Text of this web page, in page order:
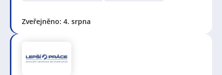
Zveřejněno: 4. srpna